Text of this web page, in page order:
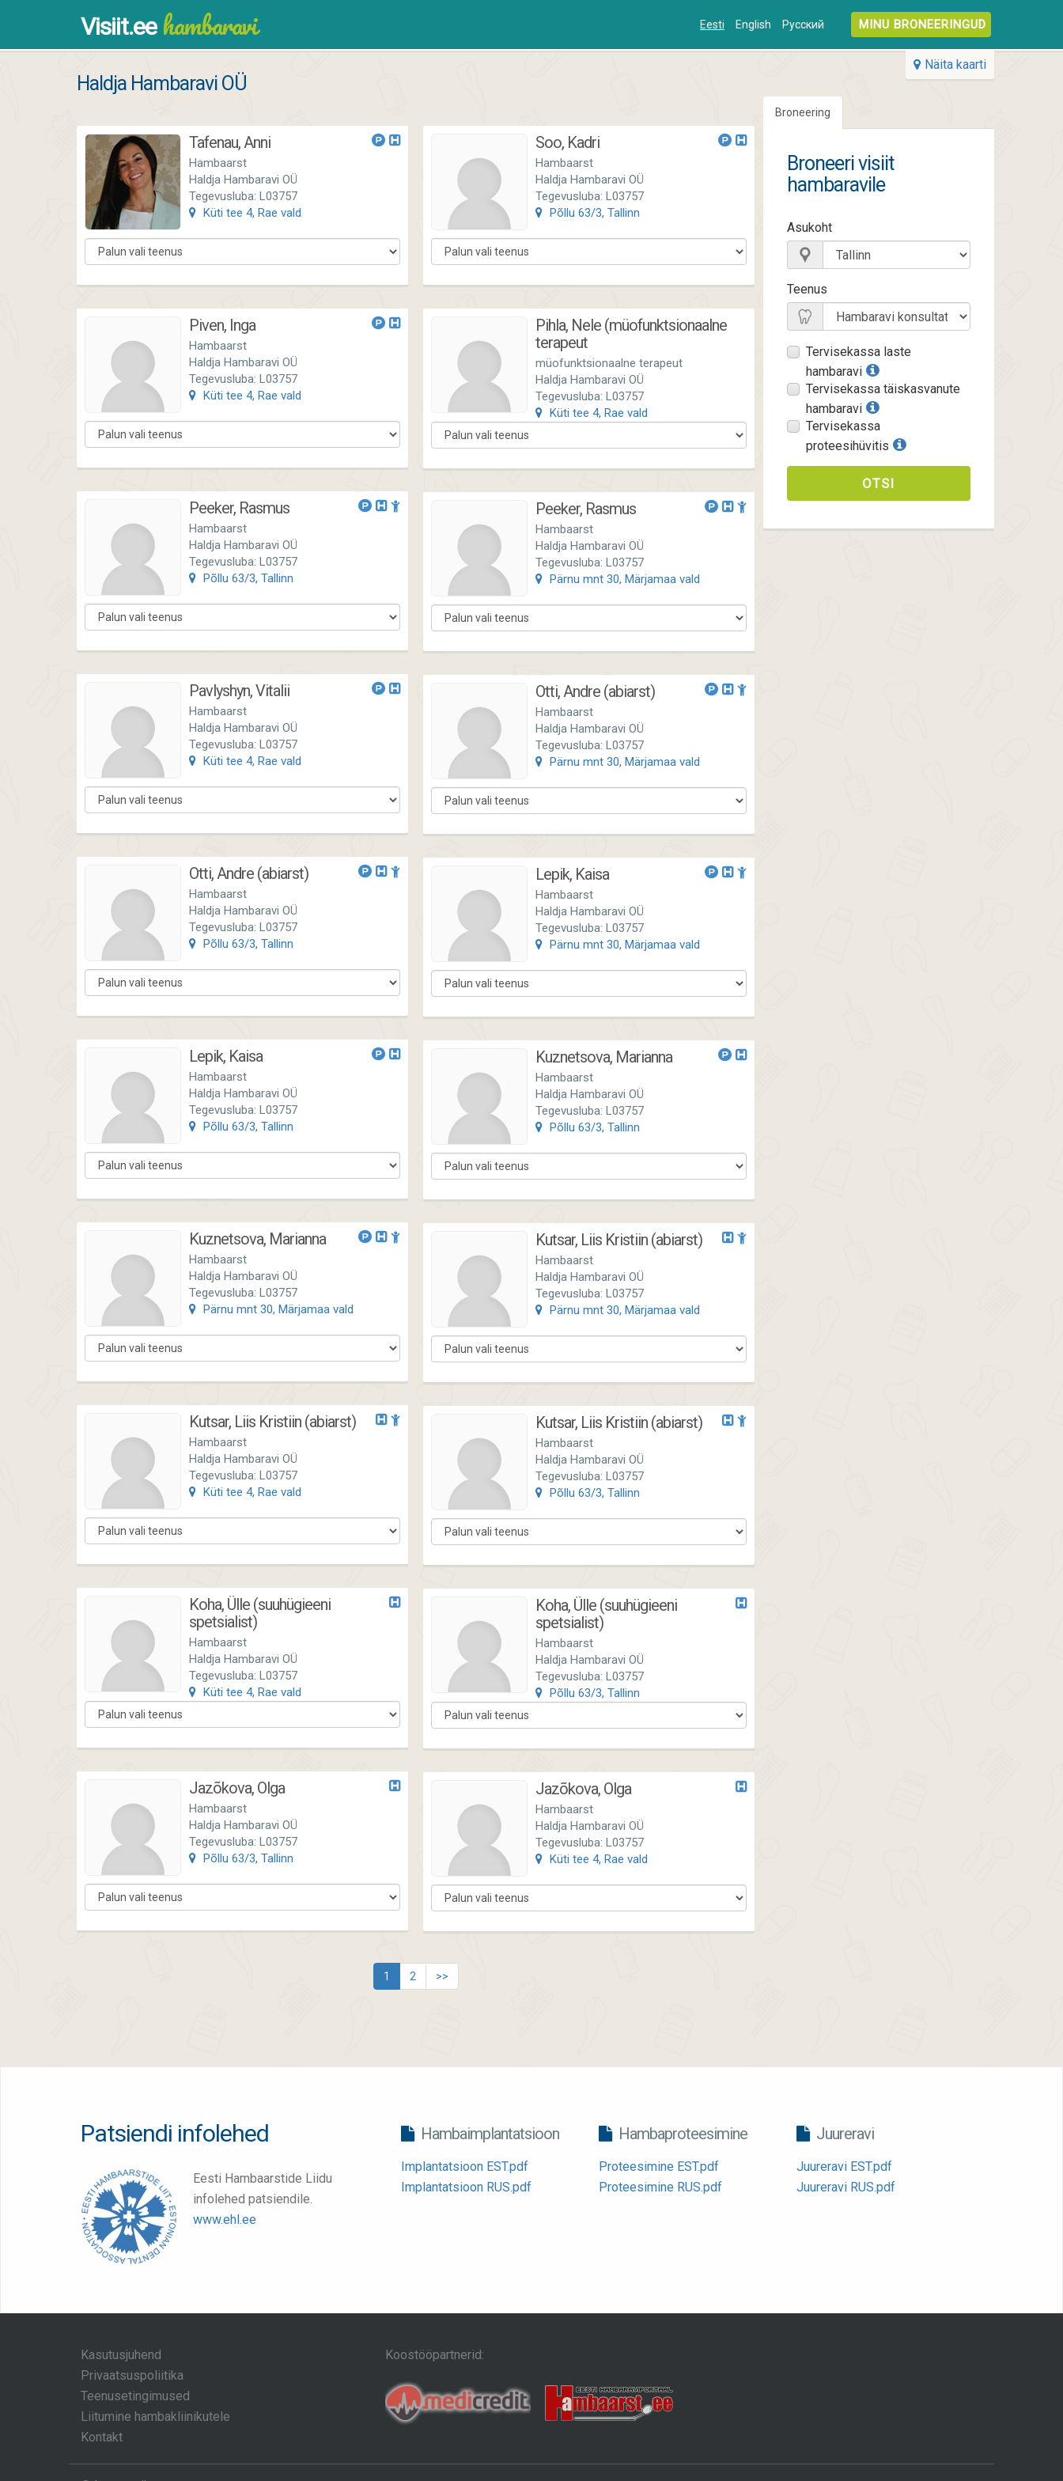
Visiit.eehambaravi Eesti English Русский MINU BRONEERINGUD
Näita kaarti
Haldja Hambaravi OÜ
Tafenau, Anni
Hambaarst
Haldja Hambaravi OÜ
Tegevusluba: L03757
Küti tee 4, Rae vald
Soo, Kadri
Hambaarst
Haldja Hambaravi OÜ
Tegevusluba: L03757
Põllu 63/3, Tallinn
Piven, Inga
Hambaarst
Haldja Hambaravi OÜ
Tegevusluba: L03757
Küti tee 4, Rae vald
Pihla, Nele (müofunktsionaalne
terapeut
müofunktsionaalne terapeut
Haldja Hambaravi OÜ
Tegevusluba: L03757
Küti tee 4, Rae vald
Peeker, Rasmus
Hambaarst
Haldja Hambaravi OÜ
Tegevusluba: L03757
Põllu 63/3, Tallinn
Peeker, Rasmus
Hambaarst
Haldja Hambaravi OÜ
Tegevusluba: L03757
Pärnu mnt 30, Märjamaa vald
Pavlyshyn, Vitalii
Hambaarst
Haldja Hambaravi OÜ
Tegevusluba: L03757
Küti tee 4, Rae vald
Otti, Andre (abiarst)
Hambaarst
Haldja Hambaravi OÜ
Tegevusluba: L03757
Pärnu mnt 30, Märjamaa vald
Otti, Andre (abiarst)
Hambaarst
Haldja Hambaravi OÜ
Tegevusluba: L03757
Põllu 63/3, Tallinn
Lepik, Kaisa
Hambaarst
Haldja Hambaravi OÜ
Tegevusluba: L03757
Pärnu mnt 30, Märjamaa vald
Lepik, Kaisa
Hambaarst
Haldja Hambaravi OÜ
Tegevusluba: L03757
Põllu 63/3, Tallinn
Kuznetsova, Marianna
Hambaarst
Haldja Hambaravi OÜ
Tegevusluba: L03757
Põllu 63/3, Tallinn
Kuznetsova, Marianna
Hambaarst
Haldja Hambaravi OÜ
Tegevusluba: L03757
Pärnu mnt 30, Märjamaa vald
Kutsar, Liis Kristiin (abiarst)
Hambaarst
Haldja Hambaravi OÜ
Tegevusluba: L03757
Pärnu mnt 30, Märjamaa vald
Kutsar, Liis Kristiin (abiarst)
Hambaarst
Haldja Hambaravi OÜ
Tegevusluba: L03757
Küti tee 4, Rae vald
Kutsar, Liis Kristiin (abiarst)
Hambaarst
Haldja Hambaravi OÜ
Tegevusluba: L03757
Põllu 63/3, Tallinn
Koha, Ülle (suuhügieeni
spetsialist)
Hambaarst
Haldja Hambaravi OÜ
Tegevusluba: L03757
Küti tee 4, Rae vald
Koha, Ülle (suuhügieeni
spetsialist)
Hambaarst
Haldja Hambaravi OÜ
Tegevusluba: L03757
Põllu 63/3, Tallinn
Jazõkova, Olga
Hambaarst
Haldja Hambaravi OÜ
Tegevusluba: L03757
Põllu 63/3, Tallinn
Jazõkova, Olga
Hambaarst
Haldja Hambaravi OÜ
Tegevusluba: L03757
Küti tee 4, Rae vald
1 2 >>
Broneering
Broneeri visiit
hambaravile
Asukoht
Teenus
Tervisekassa laste
hambaravi
Tervisekassa täiskasvanute
hambaravi
Tervisekassa
proteesihüvitis
OTSI
Patsiendi infolehed
Eesti Hambaarstide Liidu
infolehed patsiendile.
www.ehl.ee
Hambaimplantatsioon
Implantatsioon EST.pdf
Implantatsioon RUS.pdf
Hambaproteesimine
Proteesimine EST.pdf
Proteesimine RUS.pdf
Juureravi
Juureravi EST.pdf
Juureravi RUS.pdf
Kasutusjuhend
Privaatsuspoliitika
Teenusetingimused
Liitumine hambakliinikutele
Kontakt
Koostööpartnerid: